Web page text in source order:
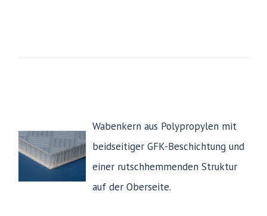
Wabenkern aus Polypropylen mit
beidseitiger GFK-Beschichtung und
einer rutschhemmenden Struktur
auf der Oberseite.